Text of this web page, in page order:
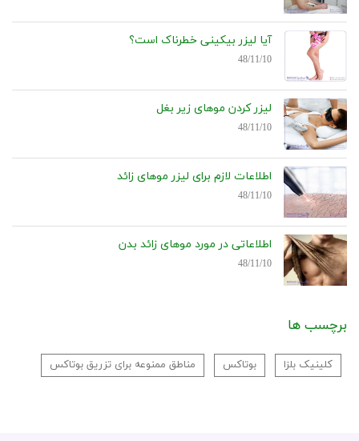
آیا لیزر بیکینی خطرناک است؟
48/11/10
لیزر کردن موهای زیر بغل
48/11/10
اطلاعات لازم برای لیزر موهای زائد
48/11/10
اطلاعاتی در مورد موهای زائد بدن
48/11/10
برچسب ها
مناطق ممنوعه برای تزریق بوتاکس بوتاکس کلینیک بلزا